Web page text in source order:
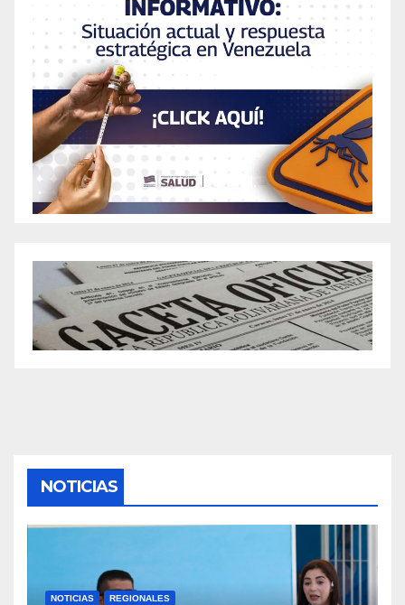
NOTICIAS
NOTICIAS REGIONALES